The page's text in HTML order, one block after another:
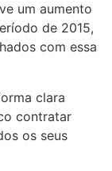
um aumento
de 2015,
com essa
clara
contratar
os seus